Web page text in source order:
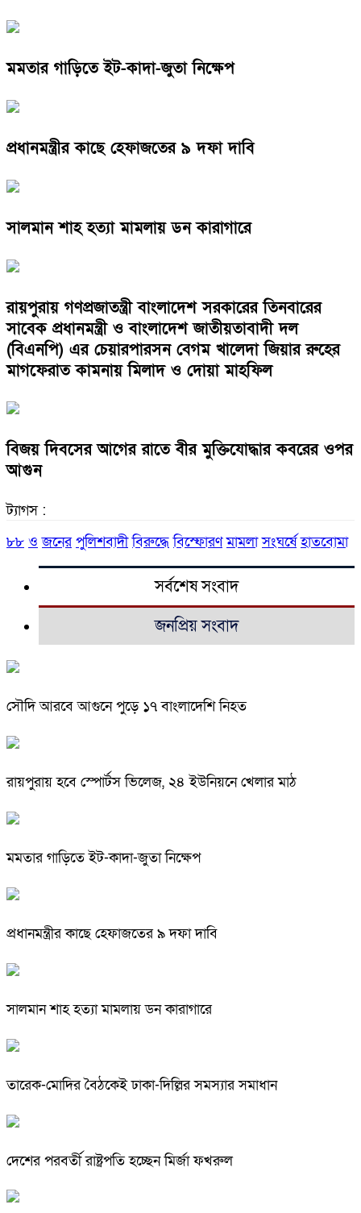
মমতার গাড়িতে ইট-কাদা-জুতা নিক্ষেপ
প্রধানমন্ত্রীর কাছে হেফাজতের ৯ দফা দাবি
সালমান শাহ হত্যা মামলায় ডন কারাগারে
রায়পুরায় গণপ্রজাতন্ত্রী বাংলাদেশ সরকারের তিনবারের
সাবেক প্রধানমন্ত্রী ও বাংলাদেশ জাতীয়তাবাদী দল
(বিএনপি) এর চেয়ারপারসন বেগম খালেদা জিয়ার রুহের
মাগফেরাত কামনায় মিলাদ ও দোয়া মাহফিল
বিজয় দিবসের আগের রাতে বীর মুক্তিযোদ্ধার কবরের ওপর
আগুন
ট্যাগস :
৮৮ ও জনের পুলিশবাদী বিরুদ্ধে বিস্ফোরণ মামলা সংঘর্ষে হাতবোমা
সর্বশেষ সংবাদ
জনপ্রিয় সংবাদ
সৌদি আরবে আগুনে পুড়ে ১৭ বাংলাদেশি নিহত
রায়পুরায় হবে স্পোর্টস ভিলেজ, ২৪ ইউনিয়নে খেলার মাঠ
মমতার গাড়িতে ইট-কাদা-জুতা নিক্ষেপ
প্রধানমন্ত্রীর কাছে হেফাজতের ৯ দফা দাবি
সালমান শাহ হত্যা মামলায় ডন কারাগারে
তারেক-মোদির বৈঠকেই ঢাকা-দিল্লির সমস্যার সমাধান
দেশের পরবর্তী রাষ্ট্রপতি হচ্ছেন মির্জা ফখরুল